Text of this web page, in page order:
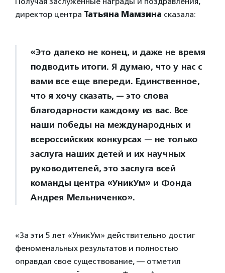
директор центра Татьяна Мамзина сказала:
«Это далеко не конец, и даже не время
подводить итоги. Я думаю, что у нас с
вами все еще впереди. Единственное,
что я хочу сказать, — это слова
благодарности каждому из вас. Все
наши победы на международных и
всероссийских конкурсах — не только
заслуга наших детей и их научных
руководителей, это заслуга всей
команды центра «УникУм» и Фонда
Андрея Мельниченко».
«За эти 5 лет «УникУм» действительно достиг
феноменальных результатов и полностью
оправдал свое существование, — отметил